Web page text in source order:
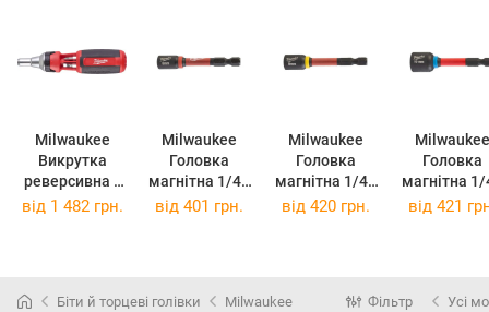
Milwaukee
Викрутка
реверсивна з
комплектом
Milwaukee
Головка
магнітна 1/4",
шестигранна,
(4932492435)
Milwaukee
Головка
магнітна 1/4",
шестигранна,
(4932492439)
Milwaukee
Головка
магнітна 1/4",
від 1 482 грн. від 401 грн. від 420 грн. від 421
Біти й торцеві голівки Milwaukee Фільтр Усі